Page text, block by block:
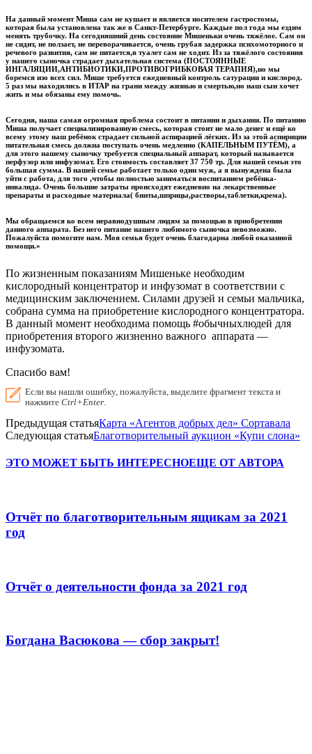
На данный момент Миша сам не кушает и является носителем гастростомы,
которая была установлена так же в Санкт-Петербурге. Каждые пол года мы ездим
менять трубочку. На сегодняшний день состояние Мишеньки очень тяжёлое. Сам он
не сидит, не ползает, не переворачивается, очень грубая задержка психомоторного и
речевого развития, сам не питается,в туалет сам не ходит. Из за тяжёлого состояния
у нашего сыночка страдает дыхательная система (ПОСТОЯННЫЕ
ИНГАЛЯЦИИ,АНТИБИОТИКИ,ПРОТИВОГРИБКОВАЯ ТЕРАПИЯ),но мы
боремся изо всех сил. Мише требуется ежедневный контроль сатурации и кислород.
5 раз мы находились в ИТАР на грани между жизнью и смертью,но наш сын хочет
жить и мы обязаны ему помочь.
Сегодня, наша самая огромная проблема состоит в питании и дыхании. По питанию
Миша получает специализированную смесь, которая стоит не мало денег и ещё ко
всему этому наш ребёнок страдает сильной аспирацией лёгких. Из за этой аспириции
питательная смесь должна поступать очень медленно (КАПЕЛЬНЫМ ПУТЁМ), а
для этого нашему сыночку требуется специальный аппарат, который называется
перфузор или инфузомат. Его стоимость составляет 37 750 тр. Для нашей семьи это
большая сумма. В нашей семье работает только один муж, а я вынуждена была
уйти с работа, для того ,чтобы полностью заниматься воспитанием ребёнка-
инвалида. Очень большие затраты происходят ежедневно на лекарственные
препараты и расходные материала( бинты,шприцы,растворы,таблетки,крема).
Мы обращаемся ко всем неравнодушным людям за помощью в приобретении
данного аппарата. Без него питание нашего любимого сыночка невозможно.
Пожалуйста помогите нам. Моя семья будет очень благодарна любой оказанной
помощи.»
По жизненным показаниям Мишеньке необходим
кислородный концентратор и инфузомат в соответствии с
медицинским заключением. Силами друзей и семьи мальчика,
собрана сумма на приобретение кислородного концентратора.
В данный момент необходима помощь #обычныхлюдей для
приобретения второго жизненно важного аппарата —
инфузомата.
Спасибо вам!
Если вы нашли ошибку, пожалуйста, выделите фрагмент текста и
нажмите Ctrl+Enter.
Предыдущая статьяКарта «Агентов добрых дел» Сортавала
Следующая статьяБлаготворительный аукцион «Купи слона»
ЭТО МОЖЕТ БЫТЬ ИНТЕРЕСНОЕЩЕ ОТ АВТОРА
Отчёт по благотворительным ящикам за 2021
год
Отчёт о деятельности фонда за 2021 год
Богдана Васюкова — сбор закрыт!